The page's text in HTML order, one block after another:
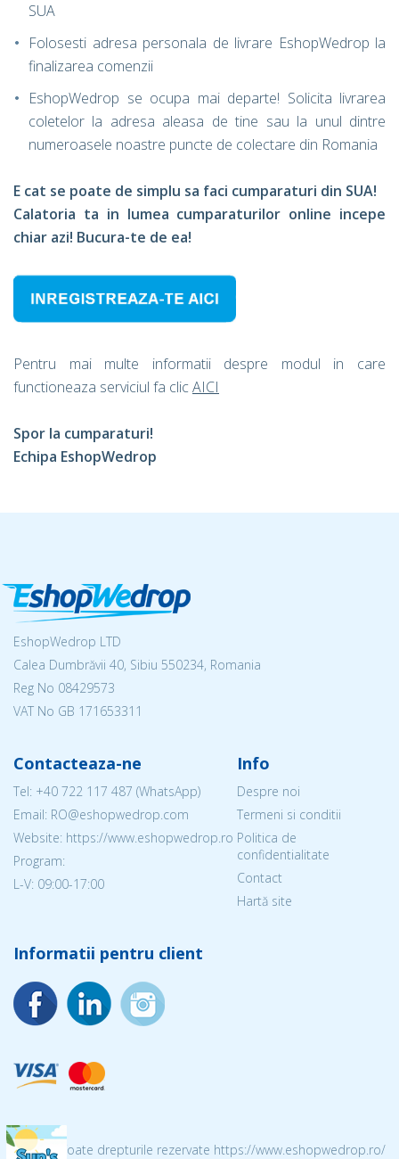
SUA
Folosesti adresa personala de livrare EshopWedrop la
finalizarea comenzii
EshopWedrop se ocupa mai departe! Solicita livrarea
coletelor la adresa aleasa de tine sau la unul dintre
numeroasele noastre puncte de colectare din Romania
E cat se poate de simplu sa faci cumparaturi din SUA!
Calatoria ta in lumea cumparaturilor online incepe
chiar azi! Bucura-te de ea!
Pentru mai multe informatii despre modul in care
functioneaza serviciul fa clicAICI
Spor la cumparaturi!
Echipa EshopWedrop
EshopWedrop LTD
Calea Dumbrăvii 40, Sibiu 550234, Romania
Reg No 08429573
VAT No GB 171653311
Contacteaza-ne
Tel: +40 722 117 487 (WhatsApp)
Email: RO@eshopwedrop.com
Website: https://www.eshopwedrop.ro
Program:
L-V: 09:00-17:00
Info
Despre noi
Termeni si conditii
Politica de
confidentialitate
Contact
Hartă site
Informatii pentru client
© 2026 Toate drepturile rezervate https://www.eshopwedrop.ro/